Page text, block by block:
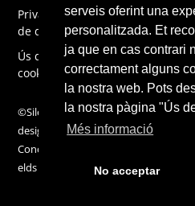
serveis oferint una
personalitzada. Et
ja que en cas contrari
correctament alguns
la nostra web. Pots
la nostra pàgina "Ús
Més informació
No acceptar
Privacitat
de dades
Ús de
cookies
©Silene 2019,
design by
ConcentricFi
elds